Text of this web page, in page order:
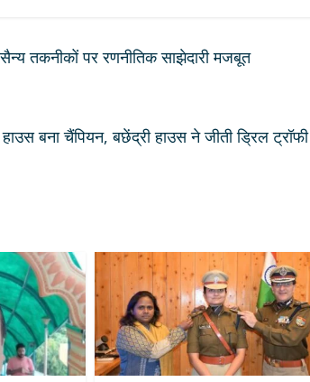
तकनीकों पर रणनीतिक साझेदारी मजबूत
बना चैंपियन, बछेंद्री हाउस ने जीती ड्रिल ट्रॉफी